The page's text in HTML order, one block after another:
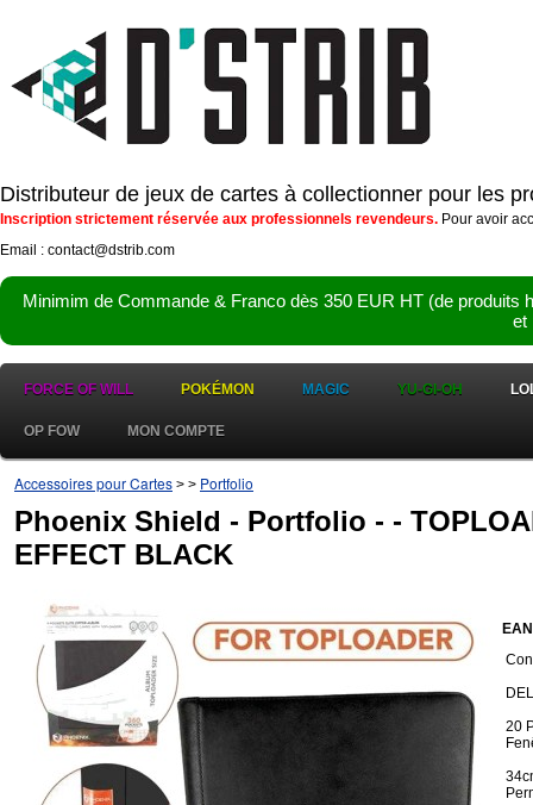
Distributeur de jeux de cartes à collectionner pour les
Inscription strictement réservée aux professionnels revendeurs. Pour avoir
Email : contact@dstrib.com
Minimim de Commande & Franco dès 350 EUR HT (de
et
FORCE OF WILL POKÉMON MAGIC YU-GI-OH
OP FOW MON COMPTE
Accessoires pour Cartes > > Portfolio
Phoenix Shield - Portfolio - -
EFFECT BLACK
20